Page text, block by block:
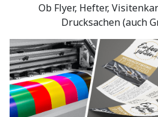
Ob Flyer, Hefter,
Drucksachen (auch